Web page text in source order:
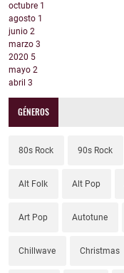
octubre 1
agosto 1
junio 2
marzo 3
2020 5
mayo 2
abril 3
GÉNEROS
80s Rock 90s Rock
Alt Folk Alt Pop
Art Pop Autotune
Chillwave Christmas